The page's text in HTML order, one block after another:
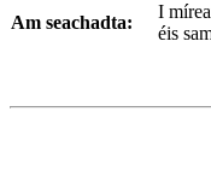
Am seachadta:
I
éis